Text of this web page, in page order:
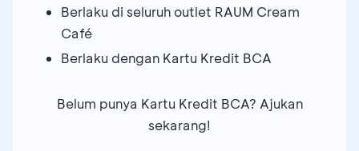
Berlaku di seluruh outlet RAUM Cream
Café
Berlaku dengan Kartu Kredit BCA
Belum punya Kartu Kredit BCA? Ajukan
sekarang!